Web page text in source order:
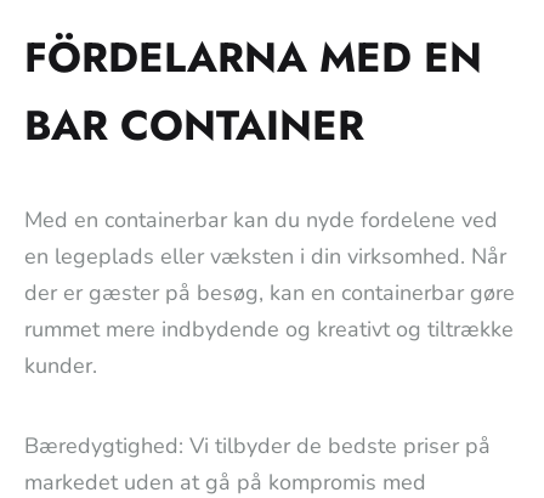
FÖRDELARNA MED EN
BAR CONTAINER
Med en containerbar kan du nyde fordelene ved
en legeplads eller væksten i din virksomhed. Når
der er gæster på besøg, kan en containerbar gøre
rummet mere indbydende og kreativt og tiltrække
kunder.
Bæredygtighed: Vi tilbyder de bedste priser på
markedet uden at gå på kompromis med